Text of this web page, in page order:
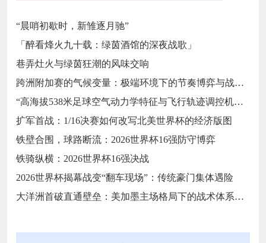
“晨哨初歇时，新雏逐月驰”
「醉看烽火九十载：绿茵酒馆的深夜战歌」
巷弄灶火与绿茵狂潮的风味交响
跨洲附加赛的气候变量：极端环境下的节奏博弈与战术自适应
“高海拔538米足球空气动力学特征与飞行轨迹调控机制——以2026世界杯BBVA球场为实证场景”
扩军首战：1/16决赛如何改写北美世界杯的经济版图
铁壁合围，球路断流：2026世界杯16强防守博弈
铁骑纵横：2026世界杯16强决战
2026世界杯揭幕战变“翻车现场”：传统豪门集体遇险
大洋洲首破直通壁垒：美加墨主场格局下的战术体系重构